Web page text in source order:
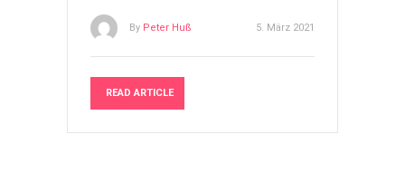
By Peter Huß 5. März 2021
READ ARTICLE